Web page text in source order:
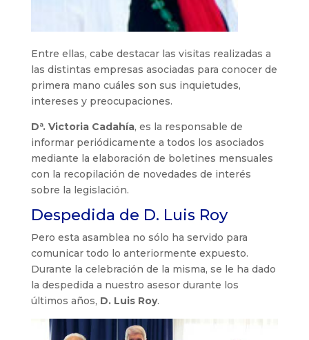
Entre ellas, cabe destacar las visitas realizadas a
las distintas empresas asociadas para conocer de
primera mano cuáles son sus inquietudes,
intereses y preocupaciones.
Dª. Victoria Cadahía, es la responsable de
informar periódicamente a todos los asociados
mediante la elaboración de boletines mensuales
con la recopilación de novedades de interés
sobre la legislación.
Despedida de D. Luis Roy
Pero esta asamblea no sólo ha servido para
comunicar todo lo anteriormente expuesto.
Durante la celebración de la misma, se le ha dado
la despedida a nuestro asesor durante los
últimos años, D. Luis Roy.